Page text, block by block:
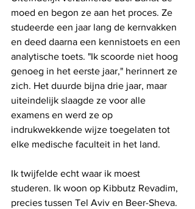
moed en begon ze aan het proces. Ze
studeerde een jaar lang de kernvakken
en deed daarna een kennistoets en een
analytische toets. "Ik scoorde niet hoog
genoeg in het eerste jaar," herinnert ze
zich. Het duurde bijna drie jaar, maar
uiteindelijk slaagde ze voor alle
examens en werd ze op
indrukwekkende wijze toegelaten tot
elke medische faculteit in het land.
Ik twijfelde echt waar ik moest
studeren. Ik woon op Kibbutz Revadim,
precies tussen Tel Aviv en Beer-Sheva.